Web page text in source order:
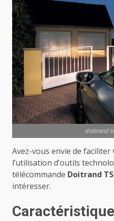
doitrand
Avez-vous envie de
l’utilisation d’outils
télécommande Doitrand
intéresser.